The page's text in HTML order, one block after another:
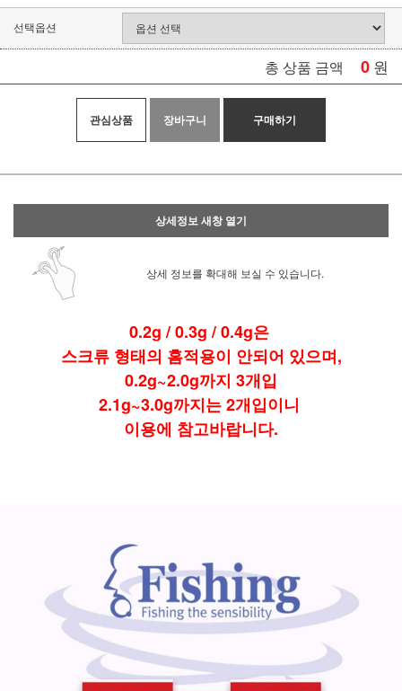
선택옵션
총 상품 금액 0 원
관심상품 장바구니 구매하기
상세정보 새창 열기
상세 정보를 확대해 보실 수 있습니다.
0.2g / 0.3g / 0.4g은
스크류 형태의 홈적용이 안되어 있으며,
0.2g~2.0g까지 3개입
2.1g~3.0g까지는 2개입이니
이용에 참고바랍니다.